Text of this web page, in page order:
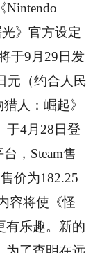
Nintendo
》官方设定
于9月29日发
元（约合人民
人：崛起》
于4月28日登
，Steam售
价为182.25
容将使《怪
有乐趣。新的